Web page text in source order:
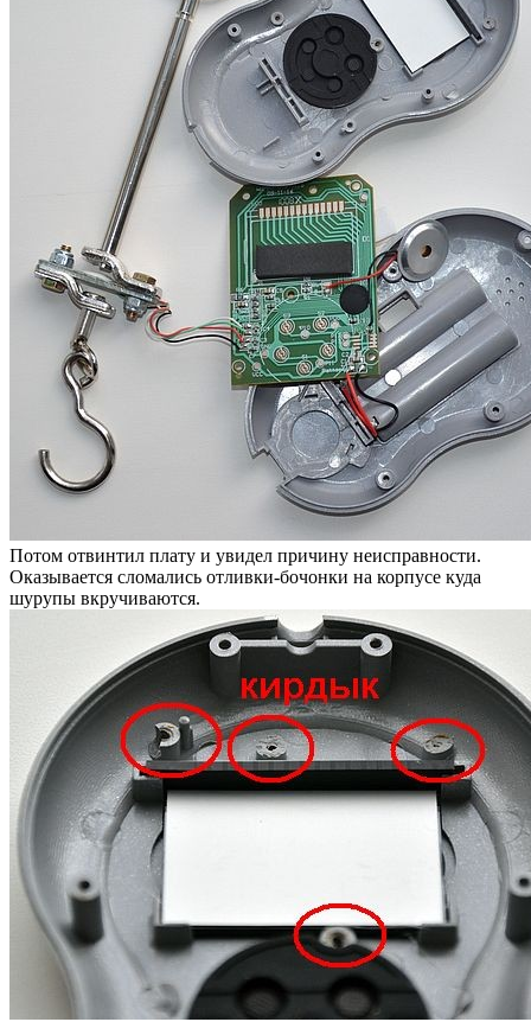
Потом отвинтил плату и увидел причину неисправности.
Оказывается сломались отливки-бочонки на корпусе куда
шурупы вкручиваются.